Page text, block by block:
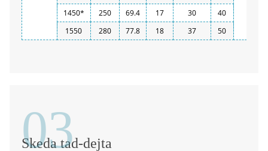
1450*
250 69.4 17 30
40
1550
280 77.8 18 37 50
03
Skeda tad-dejta